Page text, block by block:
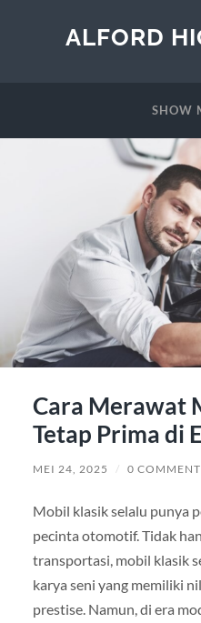
ALFORD
SHOW
Cara Merawat
Tetap Prima di
MEI 24, 2025 / 0
Mobil klasik selalu punya
pecinta otomotif. Tidak
transportasi, mobil klasik
karya seni yang memiliki
prestise. Namun, di era